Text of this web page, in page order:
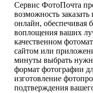
Сервис ФотоПочта
возможность
онлайн, обеспечивая
воплощения ваших
качественном
сайтом или
минуты выбрать
формат фотографии
изготовление
подтверждения